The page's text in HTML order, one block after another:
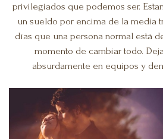
privilegiados que podemos ser.
un sueldo por encima de la media
días que una persona normal está
momento de cambiar todo.
absurdamente en equipos y